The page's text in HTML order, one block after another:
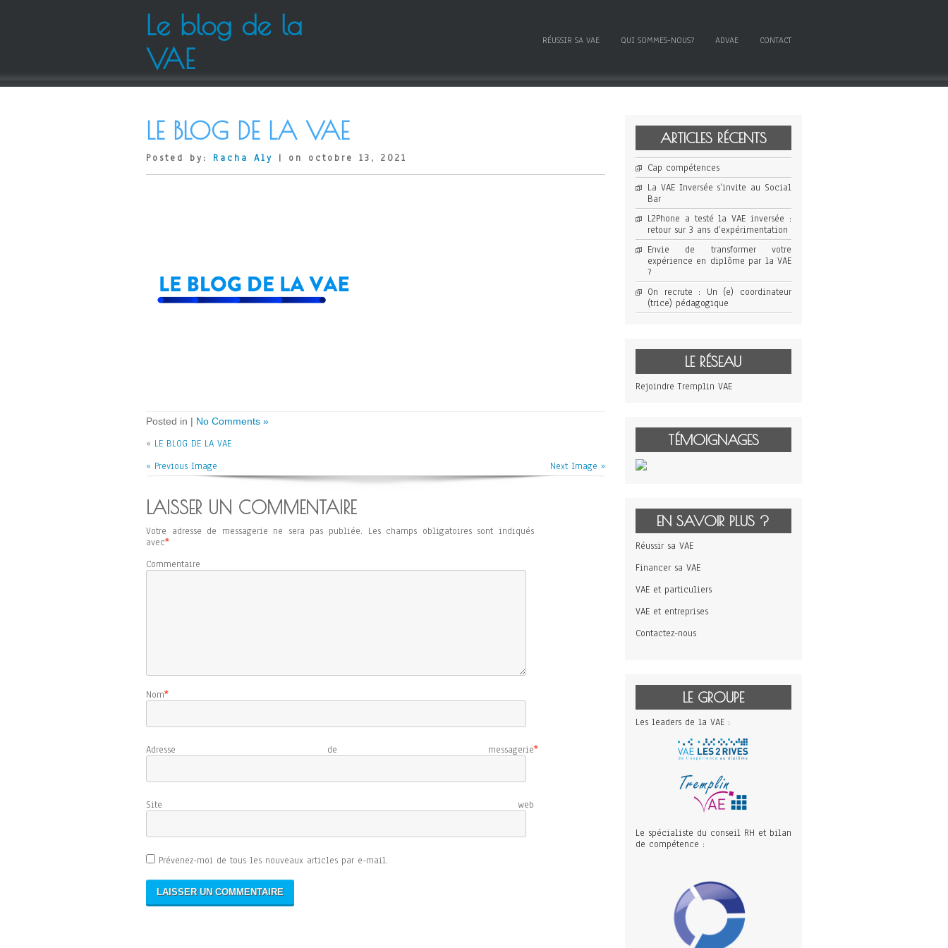
Le blog de la
VAE
RÉUSSIR SA VAE QUI SOMMES-NOUS? ADVAE CONTACT
LE BLOG DE LA VAE
Posted by: Racha Aly | on octobre 13, 2021
Posted in | No Comments »
« LE BLOG DE LA VAE
« Previous Image
Next Image »
LAISSER UN COMMENTAIRE
Votre adresse de messagerie ne sera pas publiée. Les champs obligatoires sont indiqués
avec*
Commentaire
Nom*
Adresse de messagerie*
Site web
Prévenez-moi de tous les nouveaux articles par e-mail.
ARTICLES RÉCENTS
Cap compétences
La VAE Inversée s’invite au Social
Bar
L2Phone a testé la VAE inversée :
retour sur 3 ans d’expérimentation
Envie de transformer votre
expérience en diplôme par la VAE
?
On recrute : Un (e) coordinateur
(trice) pédagogique
LE RÉSEAU
Rejoindre Tremplin VAE
TÉMOIGNAGES
EN SAVOIR PLUS ?
Réussir sa VAE
Financer sa VAE
VAE et particuliers
VAE et entreprises
Contactez-nous
LE GROUPE
Les leaders de la VAE :
Le spécialiste du conseil RH et bilan
de compétence :